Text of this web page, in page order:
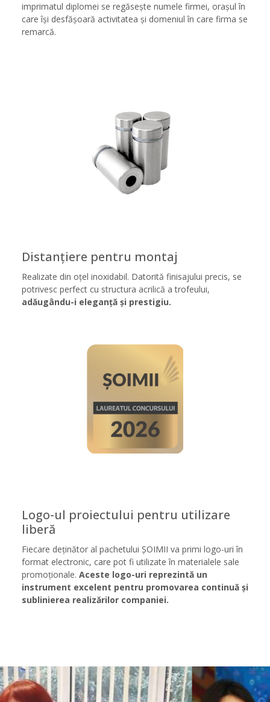
imprimatul diplomei se regăsește numele firmei, orașul în
care își desfășoară activitatea și domeniul în care firma se
remarcă.
Distanțiere pentru montaj
Realizate din oțel inoxidabil. Datorită finisajului precis, se
potrivesc perfect cu structura acrilică a trofeului,
adăugându-i eleganță și prestigiu.
Logo-ul proiectului pentru utilizare
liberă
Fiecare deținător al pachetului ȘOIMII va primi logo-uri în
format electronic, care pot fi utilizate în materialele sale
promoționale. Aceste logo-uri reprezintă un
instrument excelent pentru promovarea continuă și
sublinierea realizărilor companiei.